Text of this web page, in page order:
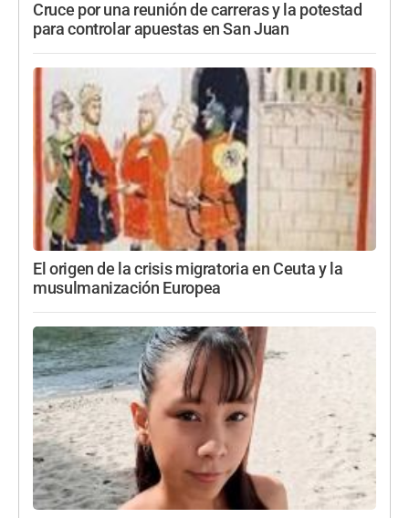
Cruce por una reunión de carreras y la potestad
para controlar apuestas en San Juan
El origen de la crisis migratoria en Ceuta y la
musulmanización Europea